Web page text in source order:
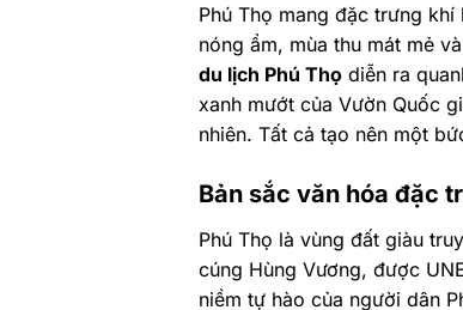
Phú Thọ mang đặc trưng
nóng ẩm, mùa thu mát mẻ
du lịch Phú Thọ diễn ra
xanh mướt của Vườn Quốc
nhiên. Tất cả tạo nên một
Bản sắc văn hóa đặc
Phú Thọ là vùng đất giàu
cúng Hùng Vương, được
niềm tự hào của người dân